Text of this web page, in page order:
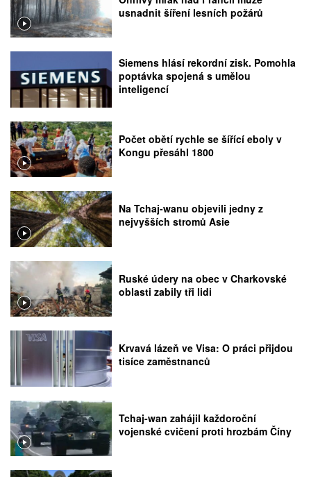
usnadnit šíření lesních požárů
Siemens hlásí rekordní zisk. Pomohla
poptávka spojená s umělou
inteligencí
Počet obětí rychle se šířící eboly v
Kongu přesáhl 1800
Na Tchaj-wanu objevili jedny z
nejvyšších stromů Asie
Ruské údery na obec v Charkovské
oblasti zabily tři lidi
Krvavá lázeň ve Visa: O práci přijdou
tisíce zaměstnanců
Tchaj-wan zahájil každoroční
vojenské cvičení proti hrozbám Číny